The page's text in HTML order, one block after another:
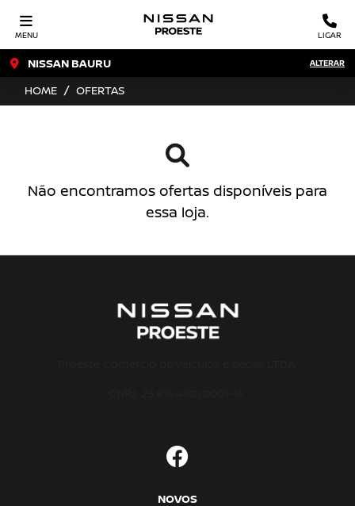
MENU LIGAR
NISSAN BAURU ALTERAR
HOME OFERTAS
Não encontramos ofertas disponíveis para
essa loja.
NOVOS